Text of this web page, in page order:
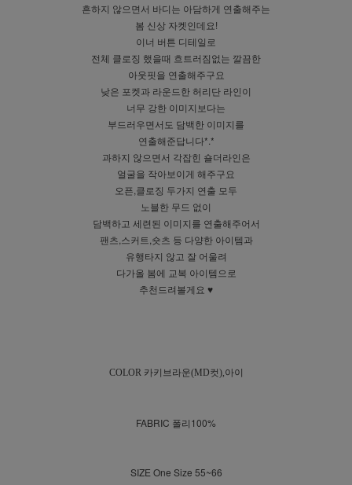
흔하지 않으면서 바디는 아담하게 연출해주는
봄 신상 자켓인데요!
이너 버튼 디테일로
전체 클로징 했을때 흐트러짐없는 깔끔한
아웃핏을 연출해주구요
낮은 포켓과 라운드한 허리단 라인이
너무 강한 이미지보다는
부드러우면서도 담백한 이미지를
연출해준답니다*.*
과하지 않으면서 각잡힌 숄더라인은
얼굴을 작아보이게 해주구요
오픈,클로징 두가지 연출 모두
노블한 무드 없이
담백하고 세련된 이미지를 연출해주어서
팬츠,스커트,숏츠 등 다양한 아이템과
유행타지 않고 잘 어울려
다가올 봄에 교복 아이템으로
추천드려볼게요 ♥
COLOR 카키브라운(MD컷),아이
FABRIC 폴리100%
SIZE One Size 55~66